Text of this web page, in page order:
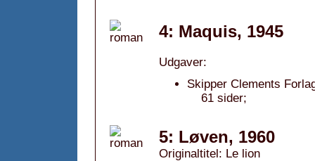
4: Maquis, 1945
Udgaver:
Skipper Clements
61 sider;
5: Løven, 1960
Originaltitel: Le lion